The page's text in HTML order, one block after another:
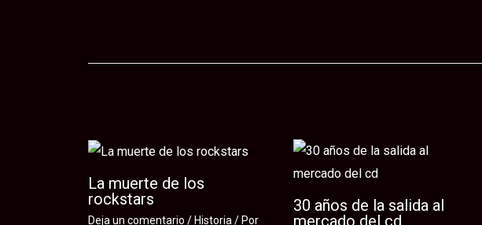
La muerte de los
rockstars
Deja un comentario / Historia/ Por
30 años de la salida al
mercado del cd